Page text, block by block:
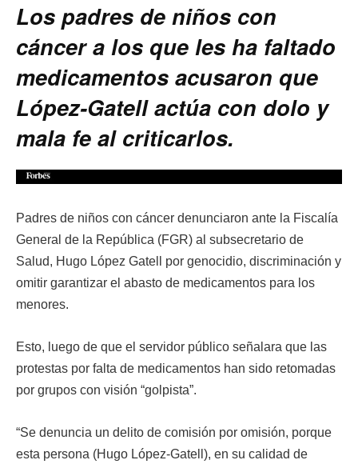
Los padres de niños con
cáncer a los que les ha faltado
medicamentos acusaron que
López-Gatell actúa con dolo y
mala fe al criticarlos.
Padres de niños con cáncer denunciaron ante la Fiscalía
General de la República (FGR) al subsecretario de
Salud, Hugo López Gatell por genocidio, discriminación y
omitir garantizar el abasto de medicamentos para los
menores.
Esto, luego de que el servidor público señalara que las
protestas por falta de medicamentos han sido retomadas
por grupos con visión “golpista”.
“Se denuncia un delito de comisión por omisión, porque
esta persona (Hugo López-Gatell), en su calidad de